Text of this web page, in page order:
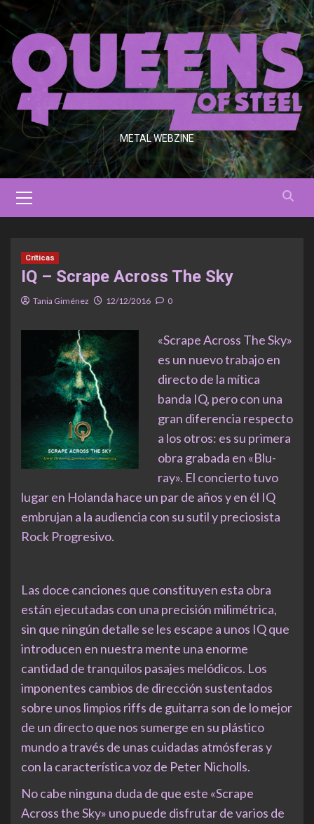
Saltar
al
contenido
METAL WEBZINE
primario
Críticas
IQ – Scrape Across The Sky
Tania Giménez 12/12/2016 0
«Scrape Across The Sky»
es un nuevo trabajo en
directo de la mítica
banda IQ, pero con una
gran diferencia respecto
a los otros: es su primera
obra grabada en «Blu-
ray». El concierto tuvo
lugar en Holanda hace un par de años y en él IQ
embrujan a la audiencia con su sutil y preciosista
Rock Progresivo.
Las doce canciones que constituyen esta obra
están ejecutadas con una precisión milimétrica,
sin que ningún detalle se les escape a unos IQ que
introducen en nuestra mente una enorme
cantidad de tranquilos pasajes melódicos. Los
imponentes cambios de dirección sustentados
sobre unos limpios riffs de guitarra son de lo mejor
de un directo que nos sumerge en su plástico
mundo a través de unas cuidadas atmósferas y
con la característica voz de Peter Nicholls.
No cabe ninguna duda de que este «Scrape
Across the Sky» uno puede disfrutar de varios de